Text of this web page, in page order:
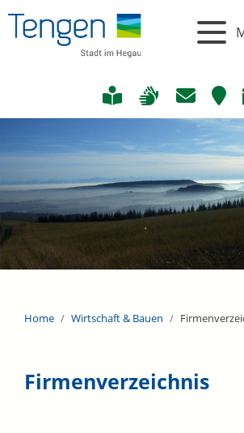
Home Wirtschaft & Bauen
Firmenverzeichnis